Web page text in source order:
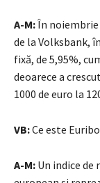
A-M:În
de la Volksbank,
fixă, de 5,95%,
deoarece a
1000 de euro la
VB:Ce este
A-M: Un indice de